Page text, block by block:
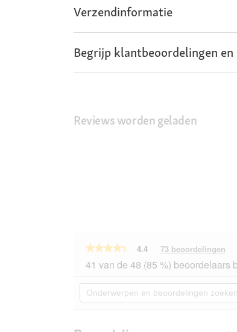
Verzendinformatie
Begrijp klantbeoordelingen en
Reviews worden geladen
★★★★★
★★★★★
van
sterren.
4.4 73 beoordelingen
u
41 van de 48 (85 %) beoordelaars
Onderwerpen
en